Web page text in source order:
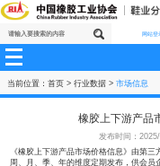
首页>行业数据 >
橡胶上